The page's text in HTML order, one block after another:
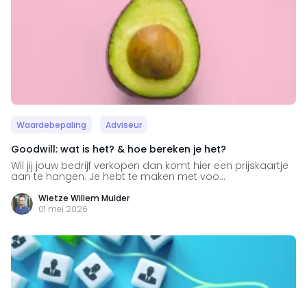
Waardebepaling Adviseur
Goodwill: wat is het? & hoe bereken je het?
Wil jij jouw bedrijf verkopen dan komt hier een prijskaartje
aan te hangen. Je hebt te maken met voo...
Wietze Willem Mulder
01 mei 2026